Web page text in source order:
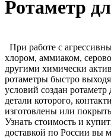
Ротаметр
При работе с
хлором, аммиаком,
другими химически
ротаметры быстро
условий создан
детали которого,
изготовлены или
Узнать стоимость и
доставкой по России вы